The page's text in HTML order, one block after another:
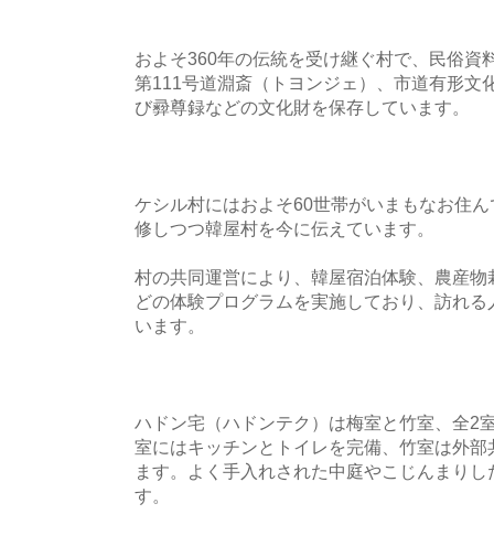
およそ360年の伝統を受け継ぐ村で、民俗資
第111号道淵斎（トヨンジェ）、市道有形文
び彛尊録などの文化財を保存しています。
ケシル村にはおよそ60世帯がいまもなお住
修しつつ韓屋村を今に伝えています。
村の共同運営により、韓屋宿泊体験、農産
どの体験プログラムを実施しており、訪れ
います。
ハドン宅（ハドンテク）は梅室と竹室、全2
室にはキッチンとトイレを完備、竹室は外
ます。よく手入れされた中庭やこじんまり
す。